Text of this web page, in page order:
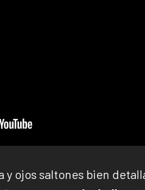
y ojos saltones bien